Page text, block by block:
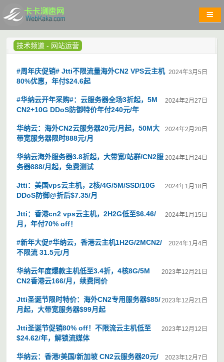
技术频道 - 网站运营
2024年3月5日
#周年庆促销# Jtti不限流量海外CN2 VPS云主机
80%优惠，年付$24.6起
2024年2月27日
#华纳云开年采购#：云服务器全场3折起，5M
CN2+10G DDoS防御特价年付240元/年
2024年2月20日
华纳云：海外CN2云服务器20元/月起，50M大
带宽服务器限时888元/月
2024年1月24日
华纳云海外服务器3.8折起，大带宽/站群/CN2服
务器888/月起，免费测试
2024年1月18日
Jtti：美国vps云主机，2核/4G/5M/SSD/10G
DDoS防御@折后$7.35/月
2024年1月15日
Jtti：香港cn2 vps云主机，2H2G低至$6.46/
月，年付70% off！
2024年1月4日
#新年大促#华纳云，香港云主机1H2G/2MCN2/
不限流 31.5元/月
2023年12月21日
华纳云年度爆款主机低至3.4折，4核8G/5M
CN2香港云166/月，续费同价
2023年12月21日
Jtti圣诞节限时特价：海外CN2专用服务器$85/
月起，大带宽服务器$99月起
2023年12月12日
Jtti圣诞节促销80% off！不限流云主机低至
$24.62/年，解锁流媒体
2023年12月7日
华纳云：香港/美国/新加坡 CN2云服务器20元/